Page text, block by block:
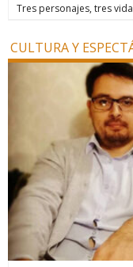
Tres personajes, tres
CULTURA Y